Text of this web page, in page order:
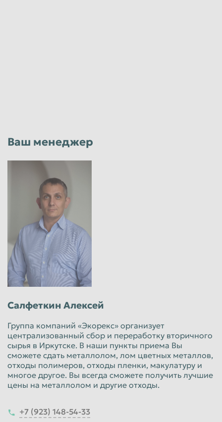
Ваш менеджер
Салфеткин Алексей
Группа компаний «Экорекс» организует
централизованный сбор и переработку вторичного
сырья в Иркутске. В наши пункты приема Вы
сможете сдать металлолом, лом цветных металлов,
отходы полимеров, отходы пленки, макулатуру и
многое другое. Вы всегда сможете получить лучшие
цены на металлолом и другие отходы.
+7 (923) 148-54-33